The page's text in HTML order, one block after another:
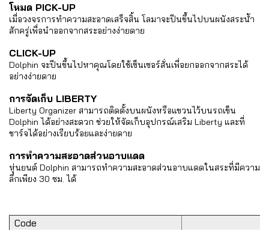
โหมด PICK-UP
เมื่อวงจรการทำความสะอาดเสร็จสิ้น โลมาจะปีนขึ้นไปบนผนังสระน้ำ
สักครู่เพื่อนำออกจากสระอย่างง่ายดาย
CLICK-UP
Dolphin จะปีนขึ้นไปหาคุณโดยใช้เซ็นเซอร์สั่นเพื่อยกออกจากสระได้
อย่างง่ายดาย
การจัดเก็บ LIBERTY
Liberty Organizer สามารถติดตั้งบนผนังหรือแขวนไว้บนรถเข็น
Dolphin ได้อย่างสะดวก ช่วยให้จัดเก็บอุปกรณ์เสริม Liberty และที่
ชาร์จได้อย่างเรียบร้อยและง่ายดาย
การทำความสะอาดส่วนอาบแดด
หุ่นยนต์ Dolphin สามารถทำความสะอาดส่วนอาบแดดในสระที่มีความ
ลึกเพียง 30 ซม. ได้
Code